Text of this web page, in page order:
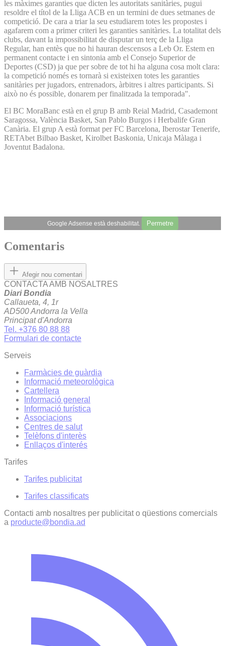
les màximes garanties que dicten les autoritats sanitàries, pugui
resoldre el títol de la Lliga ACB en un termini de dues setmanes de
competició. De cara a triar la seu estudiarem totes les propostes i
agafarem com a primer criteri les garanties sanitàries. La totalitat dels
clubs, davant la impossibilitat de disputar un terç de la Lliga
Regular, han entès que no hi hauran descensos a Leb Or. Estem en
permanent contacte i en sintonia amb el Consejo Superior de
Deportes (CSD) ja que per sobre de tot hi ha alguna cosa molt clara:
la competició només es tornarà si existeixen totes les garanties
sanitàries per jugadors, entrenadors, àrbitres i altres participants. Si
això no és possible, donarem per finalitzada la temporada".
El BC MoraBanc està en el grup B amb Reial Madrid, Casademont
Saragossa, València Basket, San Pablo Burgos i Herbalife Gran
Canària. El grup A està format per FC Barcelona, Iberostar Tenerife,
RETAbet Bilbao Basket, Kirolbet Baskonia, Unicaja Màlaga i
Joventut Badalona.
Google Adsense està deshabilitat. Permetre
Comentaris
Afegir nou comentari
CONTACTA AMB NOSALTRES
Diari Bondia
Callaueta, 4, 1r
AD500 Andorra la Vella
Principat d'Andorra
Tel. +376 80 88 88
Formulari de contacte
Serveis
Farmàcies de guàrdia
Informació meteorològica
Cartellera
Informació general
Informació turística
Associacions
Centres de salut
Telèfons d'interès
Enllaços d'interés
Tarifes
Tarifes publicitat
Tarifes classificats
Contacti amb nosaltres per publicitat o qüestions comercials
a producte@bondia.ad